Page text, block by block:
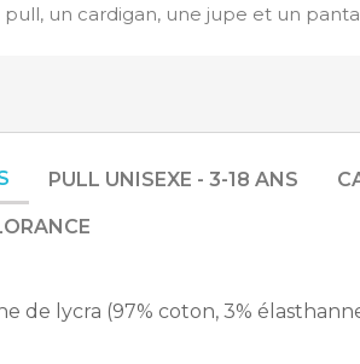
un cardigan, une jupe et un
PULL UNISEXE - 3-18 ANS
de lycra (97% coton, 3%